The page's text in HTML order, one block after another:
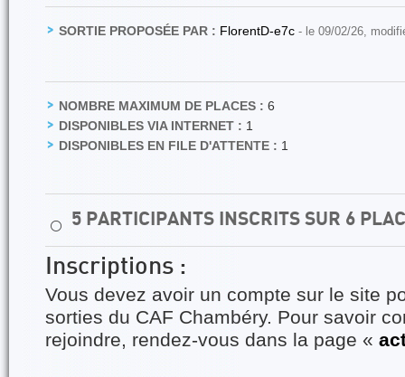
SORTIE PROPOSÉE PAR : FlorentD-e7c - le 09/02/26,
NOMBRE MAXIMUM DE PLACES : 6
DISPONIBLES VIA INTERNET : 1
DISPONIBLES EN FILE D'ATTENTE : 1
⚪ 5 PARTICIPANTS INSCRITS SUR 6
Inscriptions :
Vous devez avoir un compte sur le site
sorties du CAF Chambéry. Pour savoir
rejoindre, rendez-vous dans la page «